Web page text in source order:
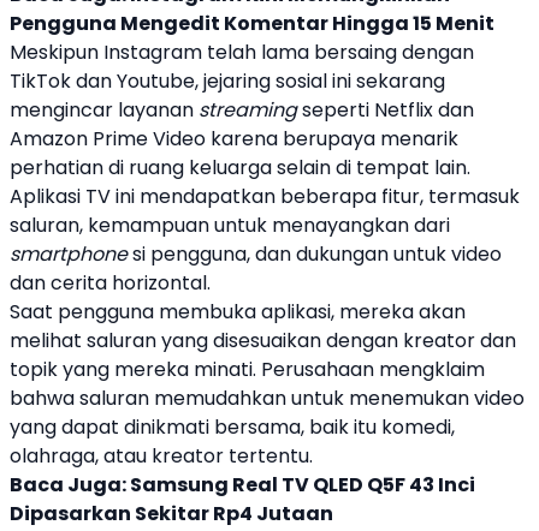
Pengguna Mengedit Komentar Hingga 15 Menit
Meskipun Instagram telah lama bersaing dengan
TikTok dan Youtube, jejaring sosial ini sekarang
mengincar layanan streamingseperti Netflix dan
Amazon Prime Video karena berupaya menarik
perhatian di ruang keluarga selain di tempat lain.
Aplikasi TV ini mendapatkan beberapa fitur, termasuk
saluran, kemampuan untuk menayangkan dari
smartphonesi pengguna, dan dukungan untuk video
dan cerita horizontal.
Saat pengguna membuka aplikasi, mereka akan
melihat saluran yang disesuaikan dengan kreator dan
topik yang mereka minati. Perusahaan mengklaim
bahwa saluran memudahkan untuk menemukan video
yang dapat dinikmati bersama, baik itu komedi,
olahraga, atau kreator tertentu.
Baca Juga:Samsung Real TV QLED Q5F 43 Inci
Dipasarkan Sekitar Rp4 Jutaan